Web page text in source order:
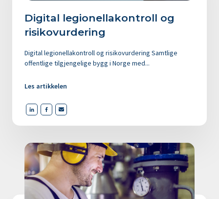
Digital legionellakontroll og
risikovurdering
Digital legionellakontroll og risikovurdering Samtlige
offentlige tilgjengelige bygg i Norge med...
Les artikkelen